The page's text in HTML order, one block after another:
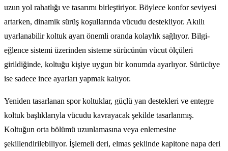
uzun yol rahatlığı ve tasarımı birleştiriyor. Böylece konfor seviyesi
artarken, dinamik sürüş koşullarında vücudu destekliyor. Akıllı
uyarlanabilir koltuk ayarı önemli oranda kolaylık sağlıyor. Bilgi-
eğlence sistemi üzerinden sisteme sürücünün vücut ölçüleri
girildiğinde, koltuğu kişiye uygun bir konumda ayarlıyor. Sürücüye
ise sadece ince ayarları yapmak kalıyor.
Yeniden tasarlanan spor koltuklar, güçlü yan destekleri ve entegre
koltuk başlıklarıyla vücudu kavrayacak şekilde tasarlanmış.
Koltuğun orta bölümü uzunlamasına veya enlemesine
şekillendirilebiliyor. İşlemeli deri, elmas şeklinde kapitone napa deri